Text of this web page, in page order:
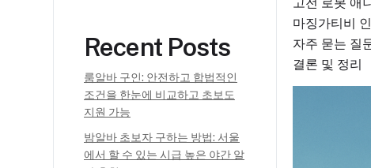
Recent Posts
룸알바 구인: 안전하고 합법적인
조건을 한눈에 비교하고 초보도
지원 가능
밤알바 초보자 구하는 방법: 서울
에서 할 수 있는 시급 높은 야간 알
고전 로봇 애
마징가티비
자주 묻는 질
결론 및 정리